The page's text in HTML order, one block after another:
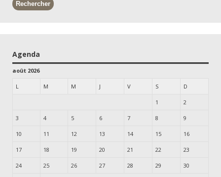
Agenda
août 2026
L M M J V S D
1 2
3 4 5 6 7 8 9
10 11 12 13 14 15 16
17 18 19 20 21 22 23
24 25 26 27 28 29 30